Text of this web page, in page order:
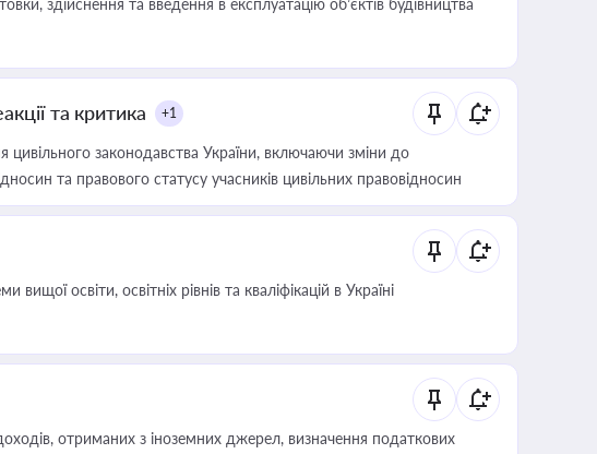
здійснення та введення в експлуатацію об’єктів будівництва
та критика +1
законодавства України, включаючи зміни до
та правового статусу учасників цивільних правовідносин
освіти, освітніх рівнів та кваліфікацій в Україні
отриманих з іноземних джерел, визначення податкових